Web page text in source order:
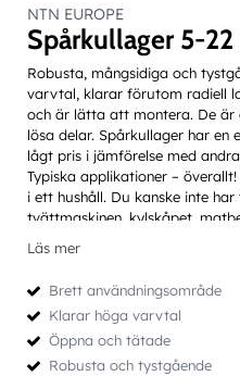
NTN EUROPE
Spårkullager 5-
Robusta, mångsidiga och
varvtal, klarar förutom radiell
och är lätta att montera. De är
lösa delar. Spårkullager har en
lågt pris i jämförelse med
Typiska applikationer –
i ett hushåll. Du kanske inte
tvättmaskinen, kylskåpet,
kommer all användning i
Enradiga lager finns även med
engångsmordade och under
underhållsfria.
Läs mer
Brett användningsområde
Klarar höga varvtal
Öppna och tätade
Robusta och tystgående